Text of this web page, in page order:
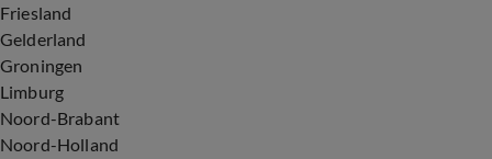
Friesland
Gelderland
Groningen
Limburg
Noord-Brabant
Noord-Holland